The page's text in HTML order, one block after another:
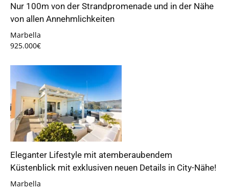
Nur 100m von der Strandpromenade und in der Nähe
von allen Annehmlichkeiten
Marbella
925.000€
Eleganter Lifestyle mit atemberaubendem
Küstenblick mit exklusiven neuen Details in City-Nähe!
Marbella